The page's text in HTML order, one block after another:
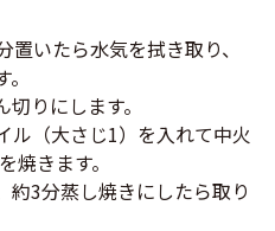
いたら水気を拭き取り、
りにします。
ル（大さじ1）を入れて中火
焼きます。
約3分蒸し焼きにしたら取り